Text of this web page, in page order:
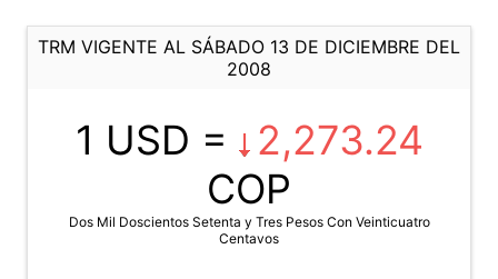
TRM VIGENTE AL SÁBADO 13 DE DICIEMBRE DEL
2008
1 USD =
2,273.24
COP
Dos Mil Doscientos Setenta y Tres Pesos Con Veinticuatro
Centavos